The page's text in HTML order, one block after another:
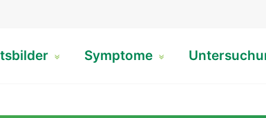
Symptome